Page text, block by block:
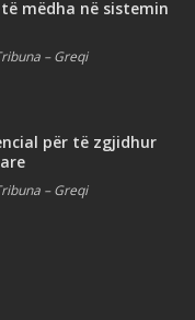
mëdha në sistemin
– Greqi
për të zgjidhur
– Greqi